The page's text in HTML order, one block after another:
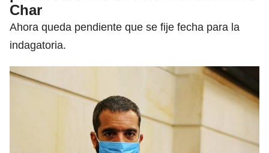
Char
Ahora queda pendiente que se fije fecha para la
indagatoria.